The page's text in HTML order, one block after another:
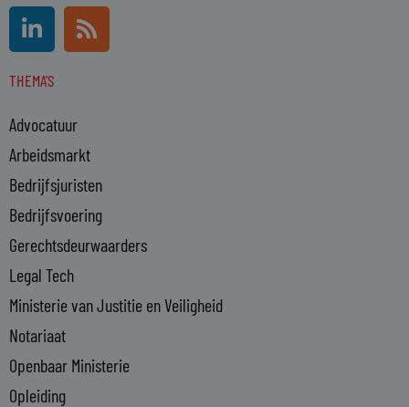
L
i
n
k
d
i
n
-
i
n
R
s
s
THEMA'S
Advocatuur
Arbeidsmarkt
Bedrijfsjuristen
Bedrijfsvoering
Gerechtsdeurwaarders
Legal Tech
Ministerie van Justitie en Veiligheid
Notariaat
Openbaar Ministerie
Opleiding